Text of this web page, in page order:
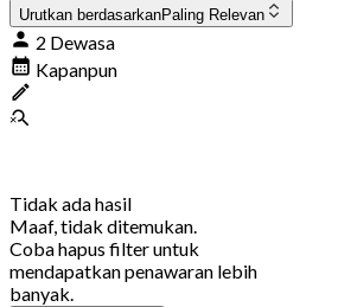
Urutkan berdasarkanPaling Relevan
2 Dewasa
Kapanpun
Tidak ada hasil
Maaf, tidak ditemukan.
Coba hapus filter untuk
mendapatkan penawaran lebih
banyak.